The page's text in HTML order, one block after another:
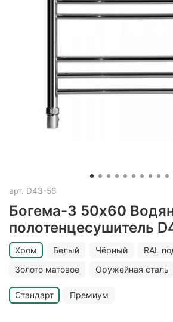
арт. D43-56
Богема-3 50х60
полотенцесушитель
Хром Белый Чёрный
RAL
Золото матовое
Оружейная сталь
Стандарт Премиум